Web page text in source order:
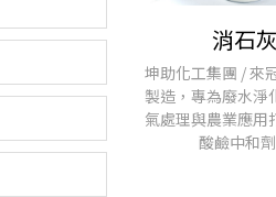
消石灰
坤助化工集團 / 來
製造，專為廢水淨
氣處理與農業應用
酸鹼中和劑